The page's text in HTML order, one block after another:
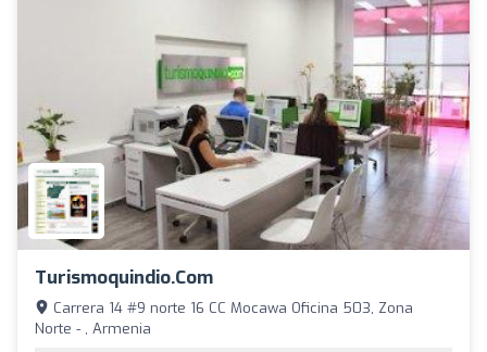
Turismoquindio.com
Carrera 14 #9 norte 16 CC Mocawa Oficina 503, Zona
Norte - , Armenia